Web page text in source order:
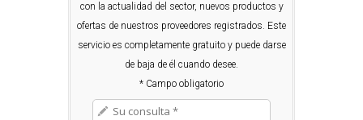
con la actualidad del sector, nuevos productos y
ofertas de nuestros proveedores registrados. Este
servicio es completamente gratuito y puede darse
de baja de él cuando desee.
* Campo obligatorio